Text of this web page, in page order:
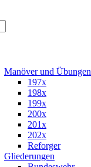
Manöver und Übungen
197x
198x
199x
200x
201x
202x
Reforger
Gliederungen